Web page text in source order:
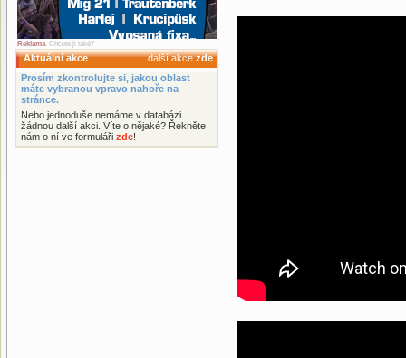
Reklama. Chcete ji také?
Aktuální akce další akcezde
Prosím zkontrolujte si, jakou oblast
máte vybranou vpravo nahoře na
stránce.
Nebo jednoduše nemáme v databázi
žádnou další akci. Víte o nějaké? Řekněte
nám o ní ve formuláři zde!